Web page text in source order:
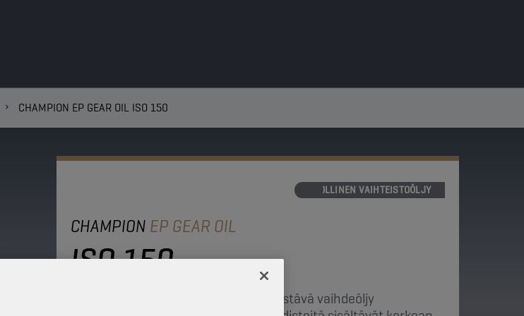
CHAMPION EP GEAR OIL ISO 150
TEOLLINEN VAIHTEISTOÖLJY
CHAMPION EP GEAR OIL
ISO 150
Tämä on erittäin korkeaa painetta kestävä vaihdeöljy